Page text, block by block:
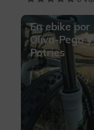
En ebike
Oliva-Pego
Potries